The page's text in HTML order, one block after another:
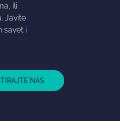
ili
Javite
savet i
NAS